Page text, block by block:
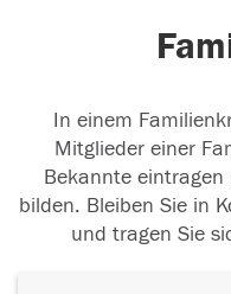
In einem
Mitglieder einer
Bekannte eintragen
bilden. Bleiben Sie in
und tragen Sie